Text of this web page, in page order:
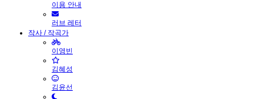
이용 안내
러브 레터
작사 / 작곡가
이영빈
김혜성
김윤선